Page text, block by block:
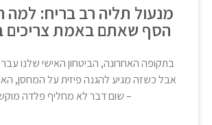
מנעול תליה רב בריח: למה
הסף שאתם באמת צריכים ב-
בתקופה האחרונה, הביטחון האישי שלנו עבר
אבל כשזה מגיע להגנה פיזית על המחסן,
– שום דבר לא מחליף פלדה